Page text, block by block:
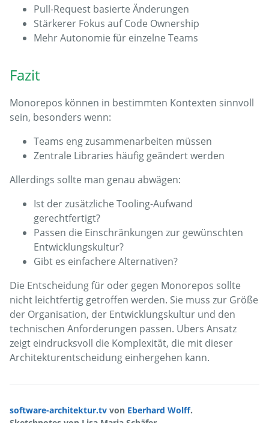
Pull-Request basierte Änderungen
Stärkerer Fokus auf Code Ownership
Mehr Autonomie für einzelne Teams
Fazit
Monorepos können in bestimmten Kontexten sinnvoll
sein, besonders wenn:
Teams eng zusammenarbeiten müssen
Zentrale Libraries häufig geändert werden
Allerdings sollte man genau abwägen:
Ist der zusätzliche Tooling-Aufwand
gerechtfertigt?
Passen die Einschränkungen zur gewünschten
Entwicklungskultur?
Gibt es einfachere Alternativen?
Die Entscheidung für oder gegen Monorepos sollte
nicht leichtfertig getroffen werden. Sie muss zur Größe
der Organisation, der Entwicklungskultur und den
technischen Anforderungen passen. Ubers Ansatz
zeigt eindrucksvoll die Komplexität, die mit dieser
Architekturentscheidung einhergehen kann.
software-architektur.tv von Eberhard Wolff.